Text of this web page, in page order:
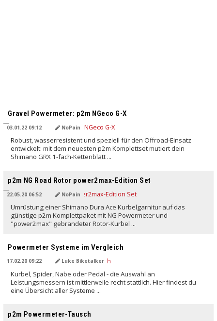
Gravel Powermeter: p2m NGeco G-X
03.01.22 09:12 NoPain
Robust, wasserresistent und speziell für den Offroad-Einsatz
entwickelt: mit dem neuesten p2m Komplettset mutiert dein
Shimano GRX 1-fach-Kettenblatt ...
p2m NG Road Rotor power2max-Edition Set
22.05.20 06:52 NoPain
Umrüstung einer Shimano Dura Ace Kurbelgarnitur auf das
günstige p2m Komplettpaket mit NG Powermeter und
"power2max" gebrandeter Rotor-Kurbel ...
Powermeter Systeme im Vergleich
17.02.20 09:22 Luke Biketalker
Kurbel, Spider, Nabe oder Pedal - die Auswahl an
Leistungsmessern ist mittlerweile recht stattlich. Hier findest du
eine Übersicht aller Systeme ...
p2m Powermeter-Tausch